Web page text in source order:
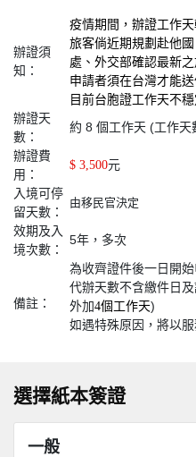
辦證須
知：
疫情期間，辦證工作
旅客倘近期規劃赴他
處、外交部確認最新
申請者須在台灣才能
目前台胞證工作天不
辦證天
數：
約 8 個工作天 (工作天
辦證費
用：
$ 3,500元
入境可停
留天數：
由移民官決定
效期及入
境次數：
5年，多次
備註：
為收齊證件後一日開
代辦天數不含繳件日
外加4個工作天)
如遇特殊原因，將以
選擇紙本簽證
一般